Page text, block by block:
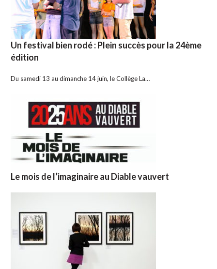
Un festival bien rodé : Plein succès pour la 24ème
édition
Du samedi 13 au dimanche 14 juin, le Collège La…
Le mois de l’imaginaire au Diable vauvert